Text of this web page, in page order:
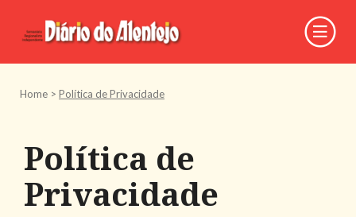
Home > Política de Privacidade
Política de
Privacidade